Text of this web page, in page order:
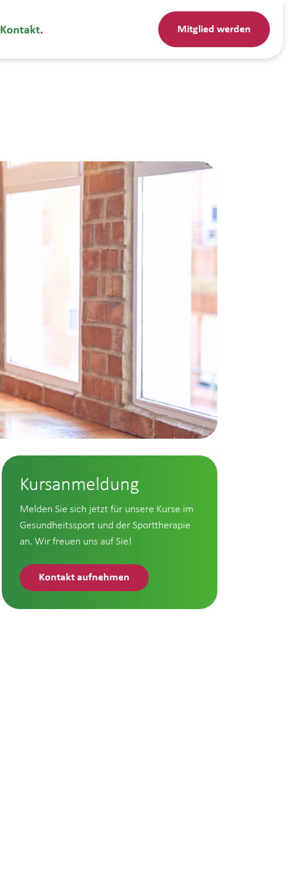
Kontakt Mitglied werden
Kursanmeldung
Melden Sie sich jetzt für unsere Kurse im
Gesundheitssport und der Sporttherapie
an. Wir freuen uns auf Sie!
Kontakt aufnehmen